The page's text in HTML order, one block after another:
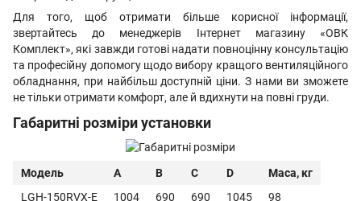
Для того, щоб отримати більше корисної інформації,
звертайтесь до менеджерів Інтернет магазину «ОВК
Комплект», які завжди готові надати повноцінну консультацію
та професійну допомогу щодо вибору кращого вентиляційного
обладнання, при найбільш доступній ціни. З нами ви зможете
не тільки отримати комфорт, але й вдихнути на повні груди.
Габаритні розміри установки
Модель A B C D
Маса, кг
LGH-150RVX-E
1004 690 690 1045
98